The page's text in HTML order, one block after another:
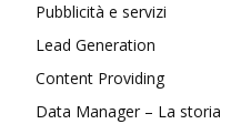
Pubblicità e servizi
Lead Generation
Content Providing
Data Manager – La storia